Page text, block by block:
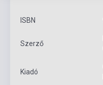
ISBN
Szerző
Kiadó